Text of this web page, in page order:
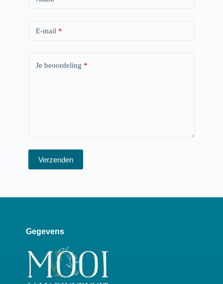
E-mail *
Je beoordeling *
Verzenden
Gegevens